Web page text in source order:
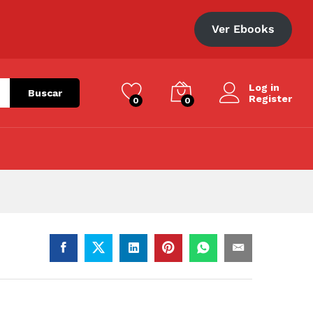
Ver Ebooks
Buscar
0 0
Log in
Register
Añadir al carrito